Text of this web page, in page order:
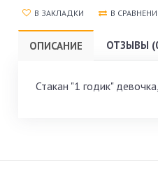
В ЗАКЛАДКИ В
ОПИСАНИЕ ОТЗЫВЫ
Стакан "1 годик"